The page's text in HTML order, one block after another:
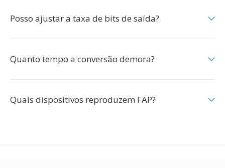
Posso ajustar a taxa de bits de saída?
Quanto tempo a conversão demora?
Quais dispositivos reproduzem FAP?